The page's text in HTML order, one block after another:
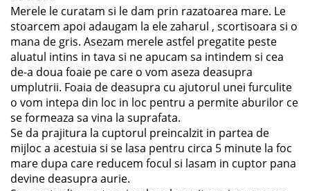
Merele le curatam si le dam prin razatoarea mare. Le
stoarcem apoi adaugam la ele zaharul , scortisoara si o
mana de gris. Asezam merele astfel pregatite peste
aluatul intins in tava si ne apucam sa intindem si cea
de-a doua foaie pe care o vom aseza deasupra
umplutrii. Foaia de deasupra cu ajutorul unei furculite
o vom intepa din loc in loc pentru a permite aburilor ce
se formeaza sa vina la suprafata.
Se da prajitura la cuptorul preincalzit in partea de
mijloc a acestuia si se lasa pentru circa 5 minute la foc
mare dupa care reducem focul si lasam in cuptor pana
devine deasupra aurie.